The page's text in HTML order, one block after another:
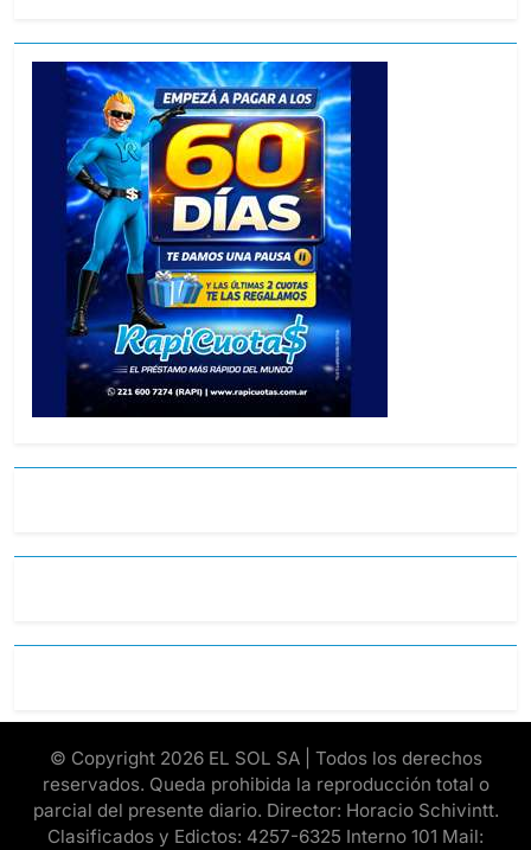
© Copyright 2026 EL SOL SA | Todos los derechos
reservados. Queda prohibida la reproducción total o
parcial del presente diario. Director: Horacio Schivintt.
Clasificados y Edictos: 4257-6325 Interno 101 Mail: